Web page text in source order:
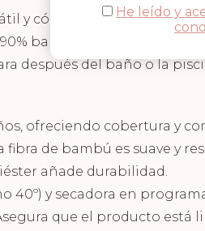
y cómoda, perfecta para
bambú y 10% poliéster,
después del baño o la
ofreciendo cobertura y
de bambú es suave y
añade durabilidad.
40º) y secadora en
que el producto está
He leído y